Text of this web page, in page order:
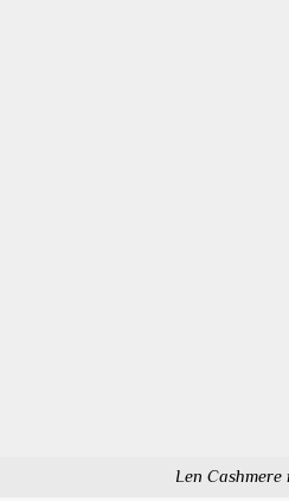
Len Cashmere